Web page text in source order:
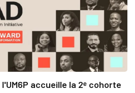
accueille la 2ᵉ cohorte